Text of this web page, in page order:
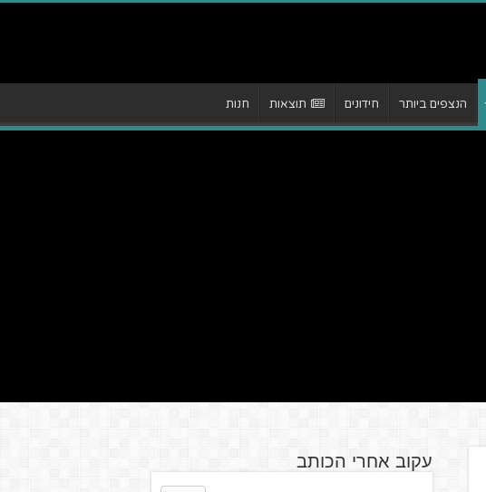
הנצפים ביותר חידונים תוצאות חנות
עקוב אחרי הכותב